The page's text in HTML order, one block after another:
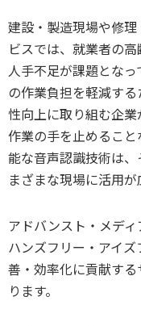
建設・製造現場や修
ビスでは、就業者の
人手不足が課題とな
の作業負担を軽減す
性向上に取り組む企業
作業の手を止めるこ
能な音声認識技術は
まざまな現場に活用が
アドバンスト・メデ
ハンズフリー・アイ
善・効率化に貢献す
ります。